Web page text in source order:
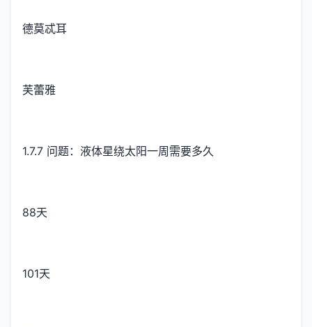
德莫忒耳
芙蕾雅
1.7.7 问题：液体星绕太阳一周需要多久
88天
101天